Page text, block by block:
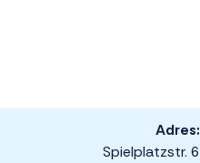
Adres:
Spielplatzstr. 6